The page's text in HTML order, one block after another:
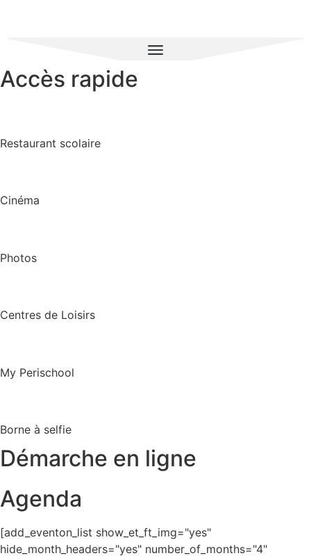
Accès rapide
Restaurant scolaire
Cinéma
Photos
Centres de Loisirs
My Perischool
Borne à selfie
Démarche en ligne
Agenda
[add_eventon_list show_et_ft_img="yes"
hide_month_headers="yes" number_of_months="4"